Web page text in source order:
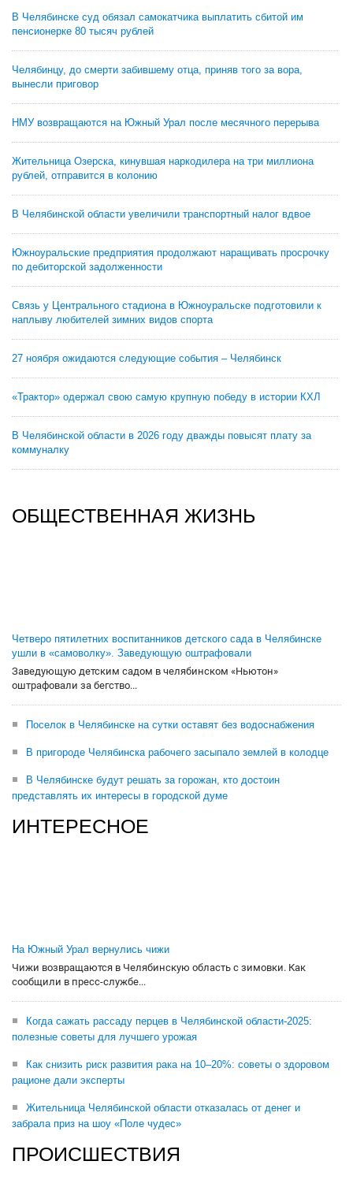
В Челябинске суд обязал самокатчика выплатить сбитой им
пенсионерке 80 тысяч рублей
Челябинцу, до смерти забившему отца, приняв того за вора,
вынесли приговор
НМУ возвращаются на Южный Урал после месячного перерыва
Жительница Озерска, кинувшая наркодилера на три миллиона
рублей, отправится в колонию
В Челябинской области увеличили транспортный налог вдвое
Южноуральские предприятия продолжают наращивать просрочку
по дебиторской задолженности
Связь у Центрального стадиона в Южноуральске подготовили к
наплыву любителей зимних видов спорта
27 ноября ожидаются следующие события – Челябинск
«Трактор» одержал свою самую крупную победу в истории КХЛ
В Челябинской области в 2026 году дважды повысят плату за
коммуналку
ОБЩЕСТВЕННАЯ ЖИЗНЬ
Четверо пятилетних воспитанников детского сада в Челябинске
ушли в «самоволку». Заведующую оштрафовали
Заведующую детским садом в челябинском «Ньютон»
оштрафовали за бегство...
Поселок в Челябинске на сутки оставят без водоснабжения
В пригороде Челябинска рабочего засыпало землей в колодце
В Челябинске будут решать за горожан, кто достоин
представлять их интересы в городской думе
ИНТЕРЕСНОЕ
На Южный Урал вернулись чижи
Чижи возвращаются в Челябинскую область с зимовки. Как
сообщили в пресс-службе...
Когда сажать рассаду перцев в Челябинской области-2025:
полезные советы для лучшего урожая
Как снизить риск развития рака на 10–20%: советы о здоровом
рационе дали эксперты
Жительница Челябинской области отказалась от денег и
забрала приз на шоу «Поле чудес»
ПРОИСШЕСТВИЯ